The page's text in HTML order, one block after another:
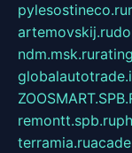
pylesostineco.ru
artemovskij.ru
ndm.msk.ru
remontt.spb.ru
terramia.ru